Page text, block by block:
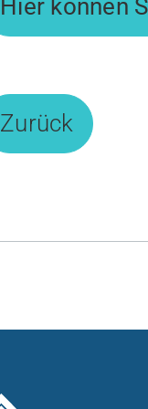
Hier können
Zurück